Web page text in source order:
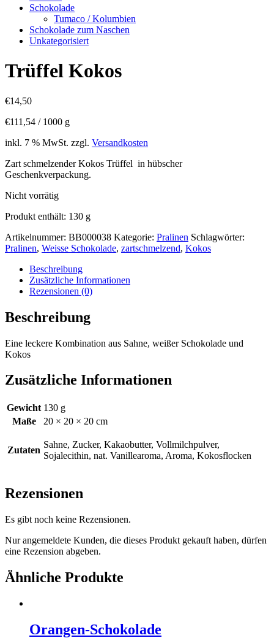
Schokolade
Tumaco / Kolumbien
Schokolade zum Naschen
Unkategorisiert
Trüffel Kokos
€14,50
€111,54 / 1000 g
inkl. 7 % MwSt. zzgl. Versandkosten
Zart schmelzender Kokos Trüffel in hübscher
Geschenkverpackung.
Nicht vorrätig
Produkt enthält: 130 g
Artikelnummer: BB000038 Kategorie: Pralinen Schlagwörter:
Pralinen, Weisse Schokolade, zartschmelzend, Kokos
Beschreibung
Zusätzliche Informationen
Rezensionen (0)
Beschreibung
Eine leckere Kombination aus Sahne, weißer Schokolade und
Kokos
Zusätzliche Informationen
Gewicht 130 g
Maße
20 × 20 × 20 cm
Zutaten
Sahne, Zucker, Kakaobutter, Vollmilchpulver,
Sojalecithin, nat. Vanillearoma, Aroma, Kokosflocken
Rezensionen
Es gibt noch keine Rezensionen.
Nur angemeldete Kunden, die dieses Produkt gekauft haben, dürfen
eine Rezension abgeben.
Ähnliche Produkte
Orangen-Schokolade